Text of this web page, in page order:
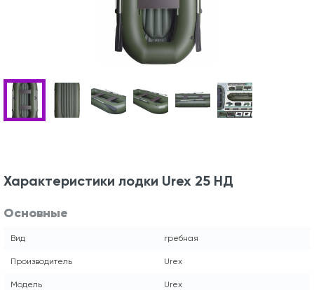
Характеристики лодки Urex 25 НД
Основные
Вид гребная
Производитель Urex
Модель Urex